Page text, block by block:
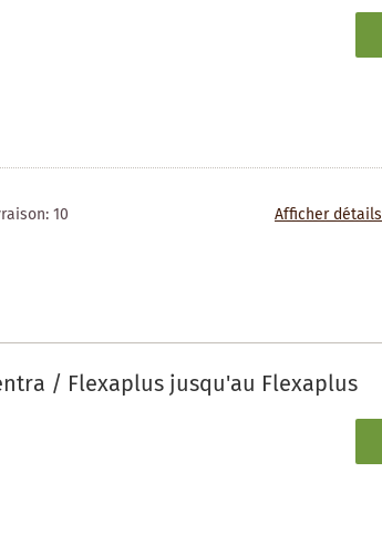
10 Afficher détails
/ Flexaplus jusqu'au Flexaplus